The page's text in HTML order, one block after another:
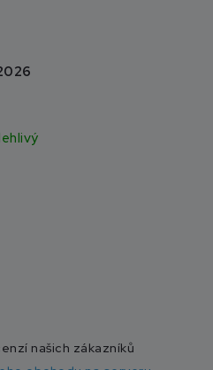
našich zákazníků